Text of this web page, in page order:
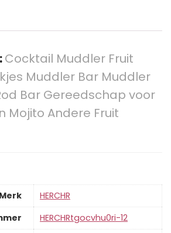
Cocktail Muddler Fruit
Muddler Bar Muddler
Bar Gereedschap voor
Mojito Andere Fruit
Merk
‎HERCHR
‎HERCHRtgocvhu0ri-12